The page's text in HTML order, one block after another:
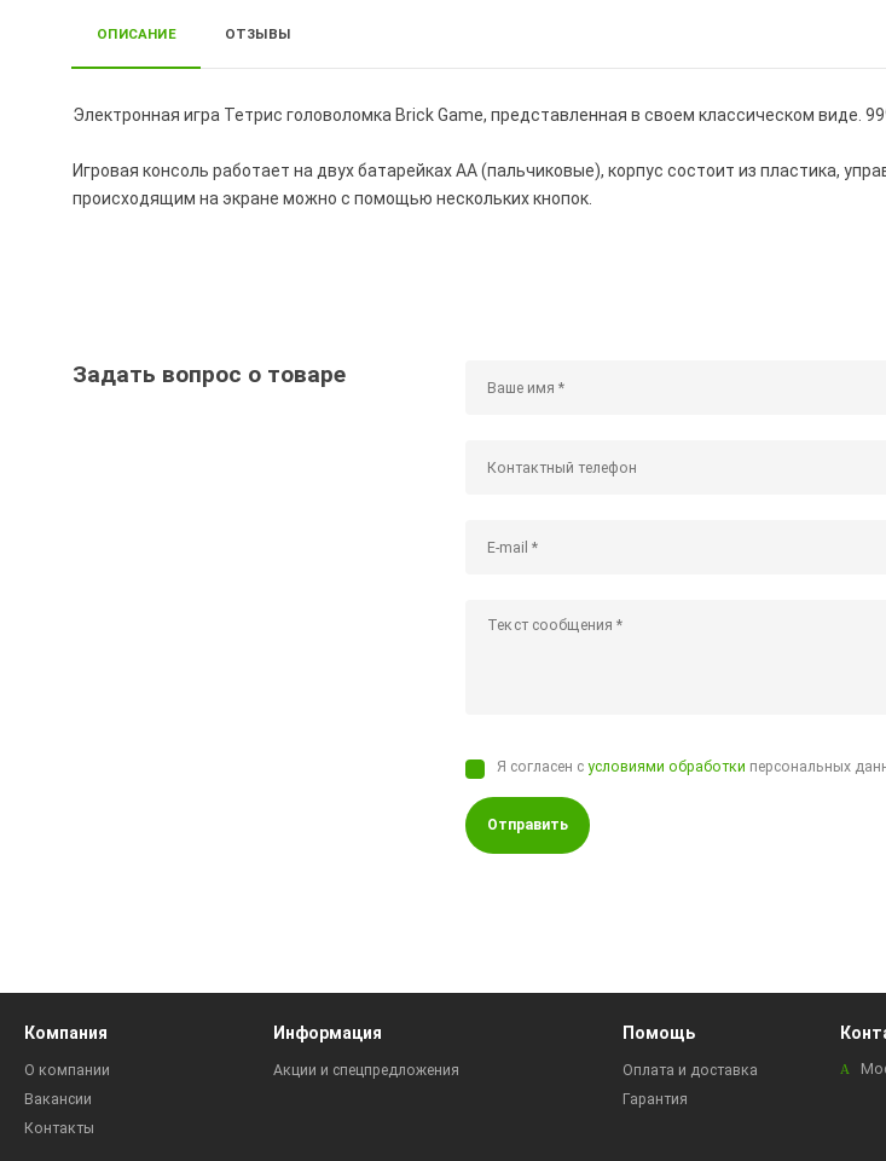
ОПИСАНИЕ ОТЗЫВЫ
Электронная игра Тетрис головоломка Brick Game, представленная в своем классическом виде.
Игровая консоль работает на двух батарейках АА (пальчиковые), корпус состоит из пластика,
происходящим на экране можно с помощью нескольких кнопок.
Задать вопрос о товаре
Я согласен сусловиями обработки персональных
Отправить
Компания
О компании
Вакансии
Контакты
Информация
Акции и спецпредложения
Помощь
Оплата и доставка
Гарантия